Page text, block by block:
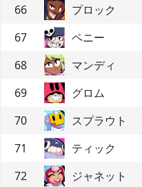
66
プロック
67
ペニー
68
マンディ
69
グロム
70
スプラウト
71
ティック
72
ジャネット